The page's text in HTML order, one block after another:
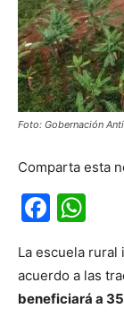
Foto: Gobernación
Comparta esta
La escuela rural
acuerdo a las
beneficiará a